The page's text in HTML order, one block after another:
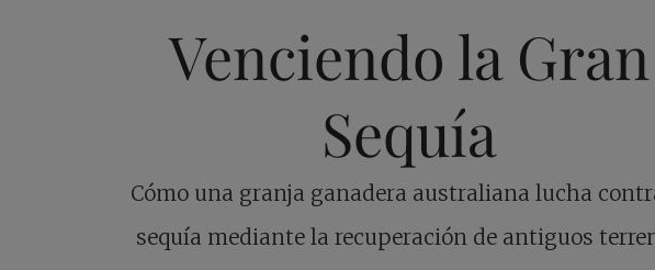
Venciendo la Gran
Sequía
Cómo una granja ganadera australiana lucha
sequía mediante la recuperación de antiguos